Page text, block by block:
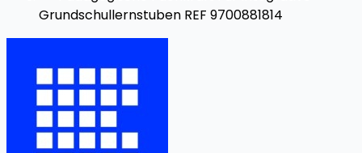
Grundschullernstuben REF 9700881814